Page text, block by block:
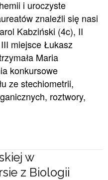
i uroczyste
znaleźli się nasi
Kabziński (4c), II
miejsce Łukasz
Maria
konkursowe
ze stechiometrii,
roztwory,
w
z Biologii